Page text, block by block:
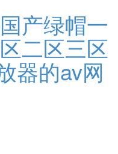
产绿帽一
二区三区
器的av网